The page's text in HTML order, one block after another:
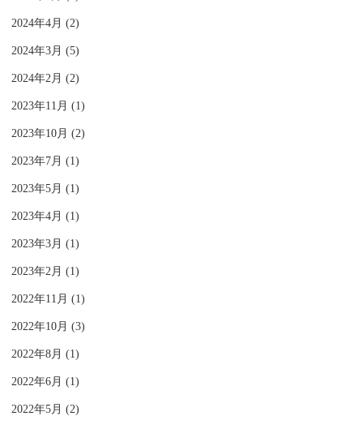
2024年4月 (2)
2024年3月 (5)
2024年2月 (2)
2023年11月 (1)
2023年10月 (2)
2023年7月 (1)
2023年5月 (1)
2023年4月 (1)
2023年3月 (1)
2023年2月 (1)
2022年11月 (1)
2022年10月 (3)
2022年8月 (1)
2022年6月 (1)
2022年5月 (2)